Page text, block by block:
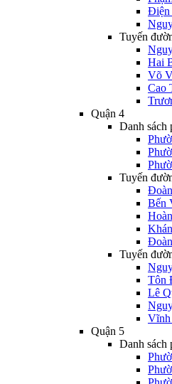
Điện
Tuyến
Hai
Võ
Cao
Quận 4
Danh sách
Tuyến
Bến
Tuyến
Tôn
Lê
Vĩnh
Quận 5
Danh sách